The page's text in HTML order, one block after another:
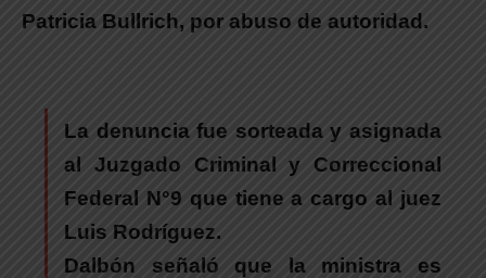
Patricia Bullrich, por abuso de autoridad.
La denuncia fue sorteada y asignada
al Juzgado Criminal y Correccional
Federal N°9 que tiene a cargo al juez
Luis Rodríguez.
Dalbón señaló que la ministra es